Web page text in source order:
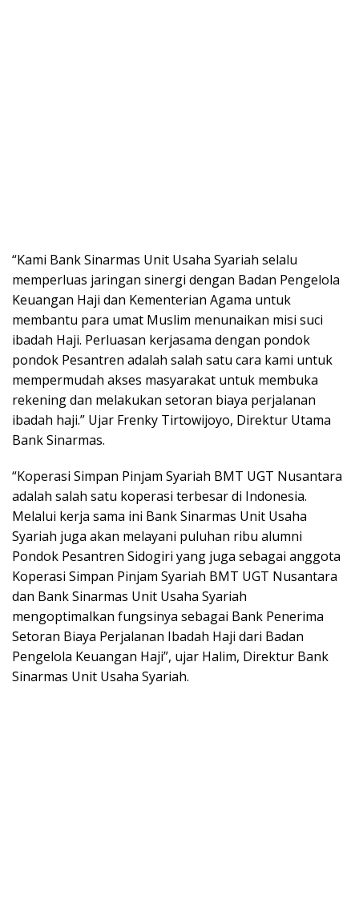
“Kami Bank Sinarmas Unit Usaha Syariah selalu
memperluas jaringan sinergi dengan Badan Pengelola
Keuangan Haji dan Kementerian Agama untuk
membantu para umat Muslim menunaikan misi suci
ibadah Haji. Perluasan kerjasama dengan pondok
pondok Pesantren adalah salah satu cara kami untuk
mempermudah akses masyarakat untuk membuka
rekening dan melakukan setoran biaya perjalanan
ibadah haji.” Ujar Frenky Tirtowijoyo, Direktur Utama
Bank Sinarmas.
“Koperasi Simpan Pinjam Syariah BMT UGT Nusantara
adalah salah satu koperasi terbesar di Indonesia.
Melalui kerja sama ini Bank Sinarmas Unit Usaha
Syariah juga akan melayani puluhan ribu alumni
Pondok Pesantren Sidogiri yang juga sebagai anggota
Koperasi Simpan Pinjam Syariah BMT UGT Nusantara
dan Bank Sinarmas Unit Usaha Syariah
mengoptimalkan fungsinya sebagai Bank Penerima
Setoran Biaya Perjalanan Ibadah Haji dari Badan
Pengelola Keuangan Haji”, ujar Halim, Direktur Bank
Sinarmas Unit Usaha Syariah.